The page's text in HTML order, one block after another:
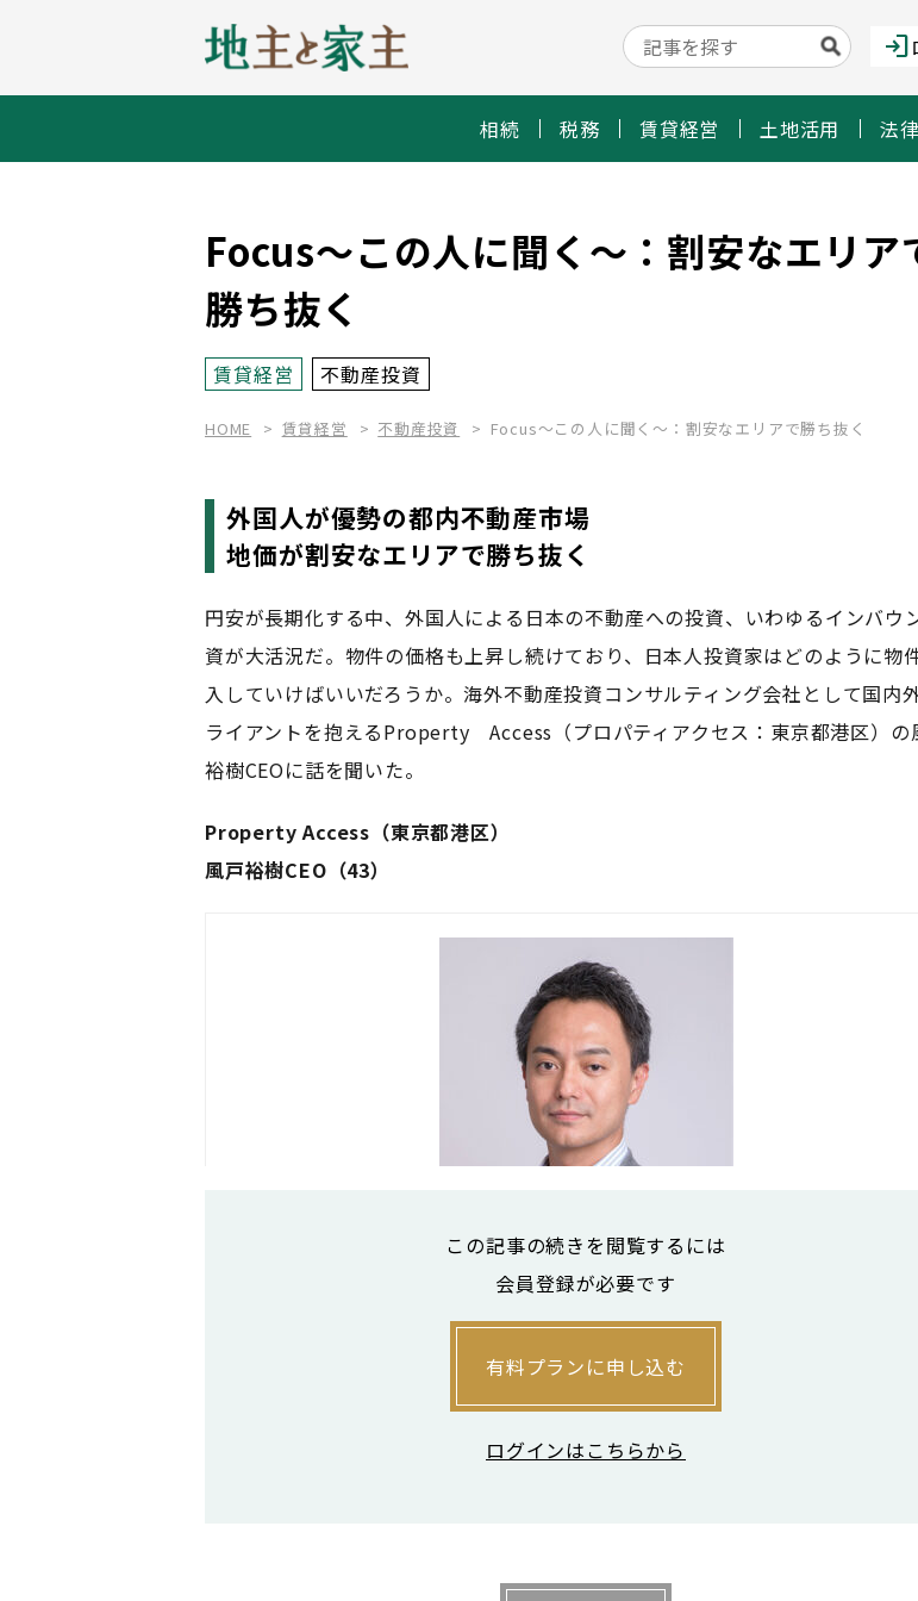
login
相続 税務 賃貸経営 土地活用 法
Focus～この人に聞く～：割安なエリア
勝ち抜く
賃貸経営 不動産投資
HOME 賃貸経営 不動産投資 Focus～この人に聞く～：割安なエリアで勝ち抜く
外国人が優勢の都内不動産市場
地価が割安なエリアで勝ち抜く
円安が長期化する中、外国人による日本の不動産への投資、いわゆるインバウ
資が大活況だ。物件の価格も上昇し続けており、日本人投資家はどのように物
入していけばいいだろうか。海外不動産投資コンサルティング会社として国内
ライアントを抱えるProperty Access（プロパティアクセス：東京都港区）の
裕樹CEOに話を聞いた。
Property Access（東京都港区）
風戸裕樹CEO（43）
――日本の、特に都内の不動産市場は外国人投資家によって活況です。
当社は韓国、フィリピンそしてシンガポールにオフィスを構え、東南アジア各
顧客に日本の不動産を販売しています。いまだ多くの東南アジア人にとって日本
この記事の続きを閲覧するには
会員登録が必要です
有料プランに申し込む
ログインはこちらから